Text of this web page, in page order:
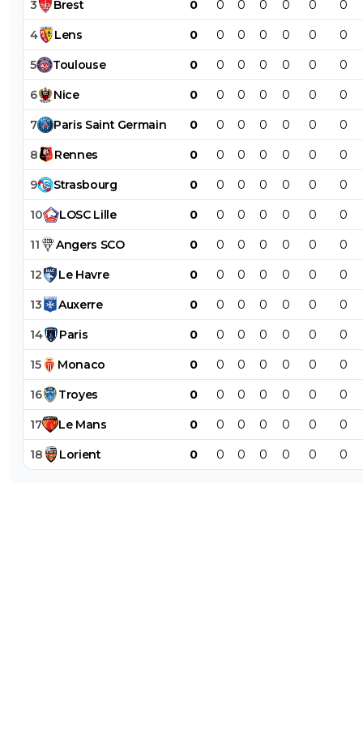
3 Brest 0 0 0 0 0 0 0
4 Lens 0 0 0 0 0 0 0
5 Toulouse 0 0 0 0 0 0 0
6 Nice 0 0 0 0 0 0 0
7 Paris Saint Germain 0 0 0 0 0 0 0
8 Rennes 0 0 0 0 0 0 0
9 Strasbourg 0 0 0 0 0 0 0
10 LOSC Lille 0 0 0 0 0 0 0
11 Angers SCO 0 0 0 0 0 0 0
12 Le Havre 0 0 0 0 0 0 0
13 Auxerre 0 0 0 0 0 0 0
14 Paris 0 0 0 0 0 0 0
15 Monaco 0 0 0 0 0 0 0
16 Troyes 0 0 0 0 0 0 0
17 Le Mans 0 0 0 0 0 0 0
18 Lorient 0 0 0 0 0 0 0